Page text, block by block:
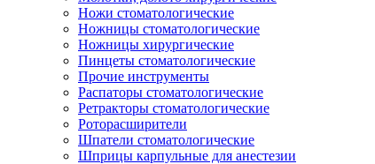
Ножи стоматологические
Ножницы стоматологические
Ножницы хирургические
Пинцеты стоматологические
Прочие инструменты
Распаторы стоматологические
Ретракторы стоматологические
Роторасширители
Шпатели стоматологические
Шприцы карпульные для анестезии